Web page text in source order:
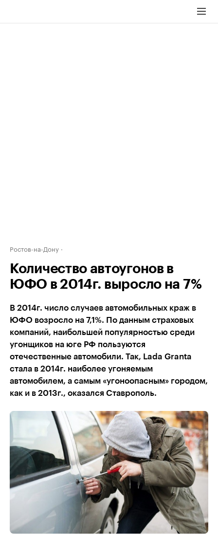
Ростов-на-Дону
Количество автоугонов в
ЮФО в 2014г. выросло на 7%
В 2014г. число случаев автомобильных краж в
ЮФО возросло на 7,1%. По данным страховых
компаний, наибольшей популярностью среди
угонщиков на юге РФ пользуются
отечественные автомобили. Так, Lada Granta
стала в 2014г. наиболее угоняемым
автомобилем, а самым «угоноопасным» городом,
как и в 2013г., оказался Ставрополь.